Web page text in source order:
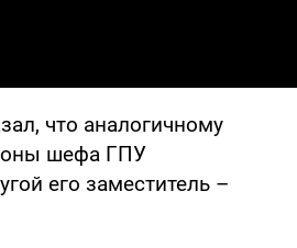
что аналогичному
шефа ГПУ
его заместитель –